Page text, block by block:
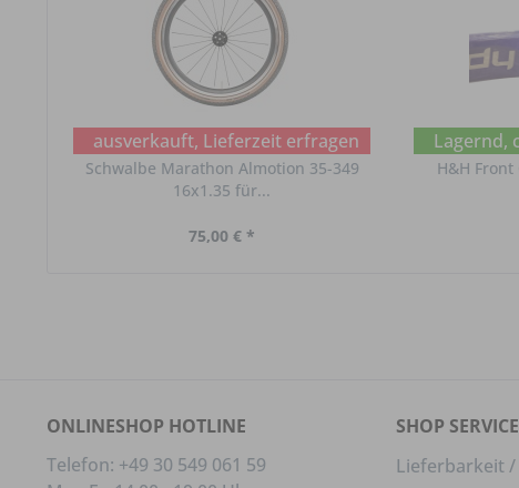
ausverkauft, Lieferzeit erfragen
Schwalbe Marathon Almotion 35-349
16x1.35 für...
75,00 € *
Lagernd,
H&H
ONLINESHOP HOTLINE
Telefon: +49 30 549 061 59
SHOP SERVICE
Lieferbarkeit